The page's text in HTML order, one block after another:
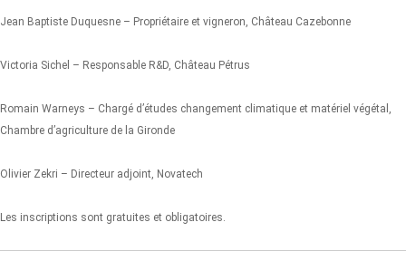
Jean Baptiste Duquesne – Propriétaire et vigneron, Château Cazebonne
Victoria Sichel – Responsable R&D, Château Pétrus
Romain Warneys – Chargé d’études changement climatique et matériel végétal,
Chambre d’agriculture de la Gironde
Olivier Zekri – Directeur adjoint, Novatech
Les inscriptions sont gratuites et obligatoires.